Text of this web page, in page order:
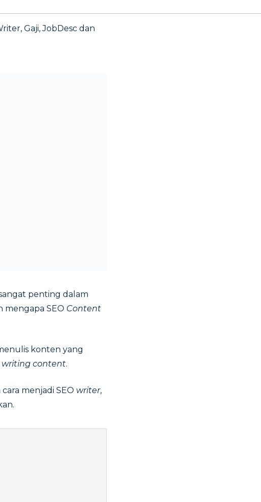
Gaji, JobDesc dan
penting dalam
mengapa SEO Content
konten yang
writing content.
menjadi SEO writer,